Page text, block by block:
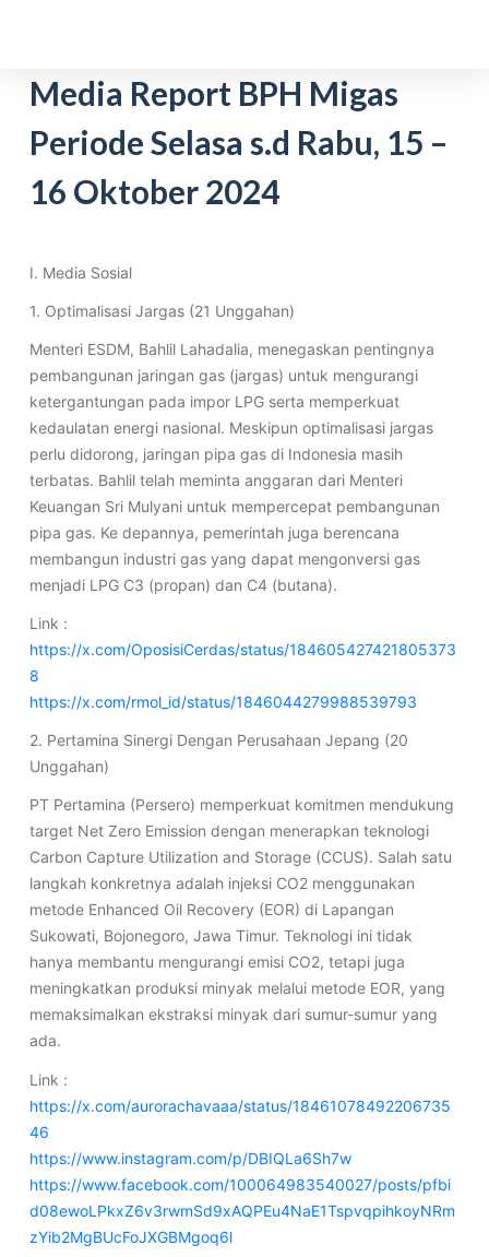
p
o
Media Report BPH Migas
Periode Selasa s.d Rabu, 15 –
16 Oktober 2024
I. Media Sosial
1. Optimalisasi Jargas (21 Unggahan)
Menteri ESDM, Bahlil Lahadalia, menegaskan pentingnya
pembangunan jaringan gas (jargas) untuk mengurangi
ketergantungan pada impor LPG serta memperkuat
kedaulatan energi nasional. Meskipun optimalisasi jargas
perlu didorong, jaringan pipa gas di Indonesia masih
terbatas. Bahlil telah meminta anggaran dari Menteri
Keuangan Sri Mulyani untuk mempercepat pembangunan
pipa gas. Ke depannya, pemerintah juga berencana
membangun industri gas yang dapat mengonversi gas
menjadi LPG C3 (propan) dan C4 (butana).
Link :
https://x.com/OposisiCerdas/status/184605427421805373
8
https://x.com/rmol_id/status/1846044279988539793
2. Pertamina Sinergi Dengan Perusahaan Jepang (20
Unggahan)
PT Pertamina (Persero) memperkuat komitmen mendukung
target Net Zero Emission dengan menerapkan teknologi
Carbon Capture Utilization and Storage (CCUS). Salah satu
langkah konkretnya adalah injeksi CO2 menggunakan
metode Enhanced Oil Recovery (EOR) di Lapangan
Sukowati, Bojonegoro, Jawa Timur. Teknologi ini tidak
hanya membantu mengurangi emisi CO2, tetapi juga
meningkatkan produksi minyak melalui metode EOR, yang
memaksimalkan ekstraksi minyak dari sumur-sumur yang
ada.
Link :
https://x.com/aurorachavaaa/status/18461078492206735
46
https://www.instagram.com/p/DBIQLa6Sh7w
https://www.facebook.com/100064983540027/posts/pfbi
d08ewoLPkxZ6v3rwmSd9xAQPEu4NaE1TspvqpihkoyNRm
zYib2MgBUcFoJXGBMgoq6l